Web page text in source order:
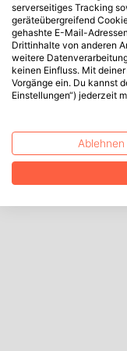
serverseitiges Tracking
geräteübergreifend
gehashte E-Mail-
Drittinhalte von anderen
weitere
keinen Einfluss. Mit
Vorgänge ein. Du kannst
Einstellungen“) jederzeit
Ablehnen